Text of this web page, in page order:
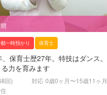
一時預かり 保育士
保育士歴27年。特技はダンス。
力を育みます
回) 対応 0歳0ヶ月〜15歳11ヶ月